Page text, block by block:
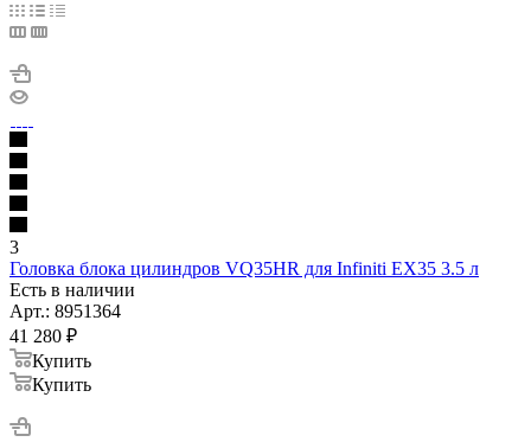
3
Головка блока цилиндров VQ35HR для Infiniti EX35 3.5 л
Есть в наличии
Арт.: 8951364
41 280 ₽
Купить
Купить